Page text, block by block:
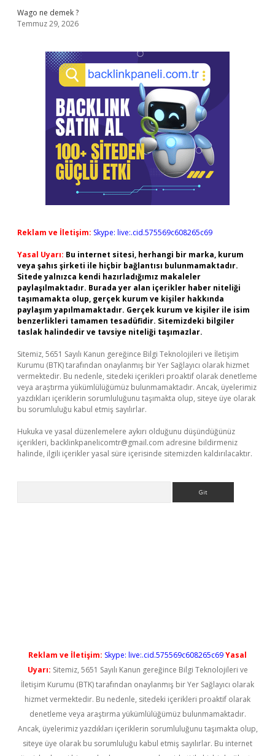
Wago ne demek ?
Temmuz 29, 2026
Reklam ve İletişim: Skype: live:.cid.575569c608265c69
Yasal Uyarı: Bu internet sitesi, herhangi bir marka, kurum
veya şahıs şirketi ile hiçbir bağlantısı bulunmamaktadır.
Sitede yalnızca kendi hazırladığımız makaleler
paylaşılmaktadır. Burada yer alan içerikler haber niteliği
taşımamakta olup, gerçek kurum ve kişiler hakkında
paylaşım yapılmamaktadır. Gerçek kurum ve kişiler ile isim
benzerlikleri tamamen tesadüfidir. Sitemizdeki bilgiler
taslak halindedir ve tavsiye niteliği taşımazlar.
Sitemiz, 5651 Sayılı Kanun gereğince Bilgi Teknolojileri ve İletişim
Kurumu (BTK) tarafından onaylanmış bir Yer Sağlayıcı olarak hizmet
vermektedir. Bu nedenle, sitedeki içerikleri proaktif olarak denetleme
veya araştırma yükümlülüğümüz bulunmamaktadır. Ancak, üyelerimiz
yazdıkları içeriklerin sorumluluğunu taşımakta olup, siteye üye olarak
bu sorumluluğu kabul etmiş sayılırlar.
Hukuka ve yasal düzenlemelere aykırı olduğunu düşündüğünüz
içerikleri, backlinkpanelicomtr@gmail.com adresine bildirmeniz
halinde, ilgili içerikler yasal süre içerisinde sitemizden kaldırılacaktır.
Reklam ve İletişim: Skype: live:.cid.575569c608265c69Yasal
Uyarı: Sitemiz, 5651 Sayılı Kanun gereğince Bilgi Teknolojileri ve
İletişim Kurumu (BTK) tarafından onaylanmış bir Yer Sağlayıcı olarak
hizmet vermektedir. Bu nedenle, sitedeki içerikleri proaktif olarak
denetleme veya araştırma yükümlülüğümüz bulunmamaktadır.
Ancak, üyelerimiz yazdıkları içeriklerin sorumluluğunu taşımakta olup,
siteye üye olarak bu sorumluluğu kabul etmiş sayılırlar. Bu internet